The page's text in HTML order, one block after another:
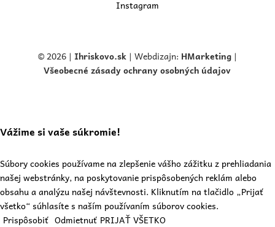
Instagram
© 2026 | Ihriskovo.sk| Webdizajn: HMarketing |
Všeobecné zásady ochrany osobných údajov
Vážime si vaše súkromie!
Súbory cookies používame na zlepšenie vášho zážitku z prehliadania
našej webstránky, na poskytovanie prispôsobených reklám alebo
obsahu a analýzu našej návštevnosti. Kliknutím na tlačidlo „Prijať
všetko“ súhlasíte s naším používaním súborov cookies.
Prispôsobiť Odmietnuť PRIJAŤ VŠETKO